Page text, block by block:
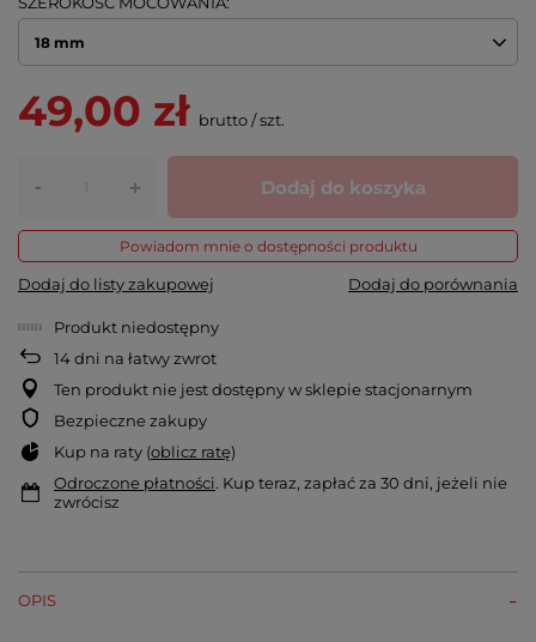
18 mm
49,00 zł brutto/szt.
- + Dodaj do koszyka
Powiadom mnie o dostępności produktu
Dodaj do listy zakupowej Dodaj do porównania
Produkt niedostępny
14dni na łatwy zwrot
Ten produkt nie jest dostępny w sklepie stacjonarnym
Bezpieczne zakupy
Kup na raty (oblicz ratę)
Odroczone płatności. Kup teraz, zapłać za 30 dni, jeżeli nie
zwrócisz
OPIS